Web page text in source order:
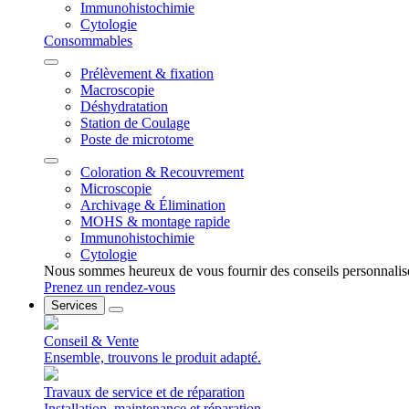
Immunohistochimie
Cytologie
Consommables
Prélèvement & fixation
Macroscopie
Déshydratation
Station de Coulage
Poste de microtome
Coloration & Recouvrement
Microscopie
Archivage & Élimination
MOHS & montage rapide
Immunohistochimie
Cytologie
Nous sommes heureux de vous fournir des conseils
Prenez un rendez-vous
Services
Conseil & Vente
Ensemble, trouvons le produit adapté.
Travaux de service et de réparation